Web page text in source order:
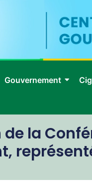
Gouvernement
de la